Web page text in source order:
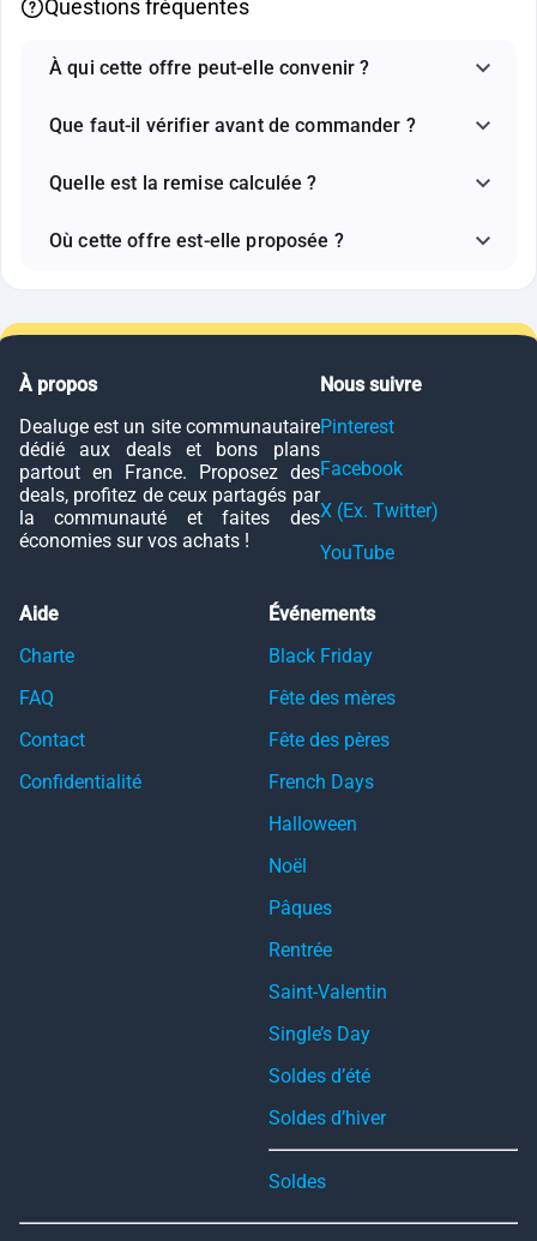
Questions fréquentes
À qui cette offre peut-elle convenir ?
Que faut-il vérifier avant de commander ?
Quelle est la remise calculée ?
Où cette offre est-elle proposée ?
À propos
Dealuge est un site communautaire
dédié aux deals et bons plans
partout en France. Proposez des
deals, profitez de ceux partagés par
la communauté et faites des
économies sur vos achats !
Nous suivre
Pinterest
Facebook
X (Ex. Twitter)
YouTube
Aide
Charte
FAQ
Contact
Confidentialité
Événements
Black Friday
Fête des mères
Fête des pères
French Days
Halloween
Noël
Pâques
Rentrée
Saint-Valentin
Single’s Day
Soldes d’été
Soldes d’hiver
Soldes